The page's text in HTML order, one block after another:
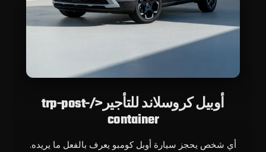
أوبيل كروسلاند للتأجير</trp-post-
container
أي شخص يحجز سيارة أوبل كومبو يعرف بالفعل ما يريده.